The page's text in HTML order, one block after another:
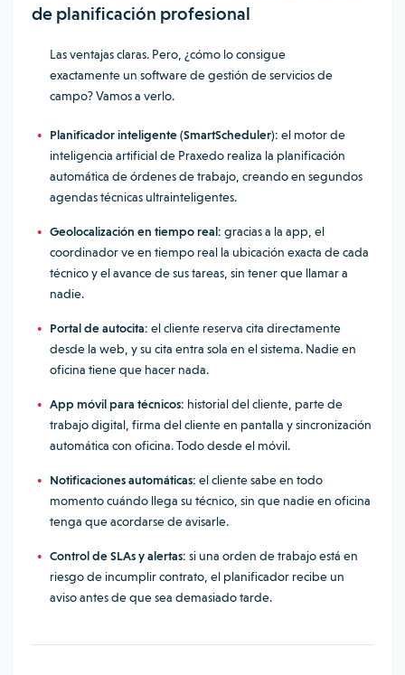
de planificación profesional
Las ventajas claras. Pero, ¿cómo lo consigue
exactamente un software de gestión de servicios de
campo? Vamos a verlo.
Planificador inteligente (SmartScheduler): el motor de
inteligencia artificial de Praxedo realiza la planificación
automática de órdenes de trabajo, creando en segundos
agendas técnicas ultrainteligentes.
Geolocalización en tiempo real: gracias a la app, el
coordinador ve en tiempo real la ubicación exacta de cada
técnico y el avance de sus tareas, sin tener que llamar a
nadie.
Portal de autocita: el cliente reserva cita directamente
desde la web, y su cita entra sola en el sistema. Nadie en
oficina tiene que hacer nada.
App móvil para técnicos: historial del cliente, parte de
trabajo digital, firma del cliente en pantalla y sincronización
automática con oficina. Todo desde el móvil.
Notificaciones automáticas: el cliente sabe en todo
momento cuándo llega su técnico, sin que nadie en oficina
tenga que acordarse de avisarle.
Control de SLAs y alertas: si una orden de trabajo está en
riesgo de incumplir contrato, el planificador recibe un
aviso antes de que sea demasiado tarde.